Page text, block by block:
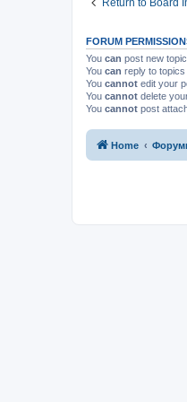
FORUM
You can post new
You can reply to
You cannot edit your
You cannot delete
You cannot post
Home